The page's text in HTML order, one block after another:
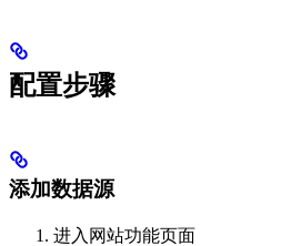
配置步骤
添加数据源
进入网站功能页面